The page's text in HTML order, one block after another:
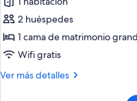
Habitación,
1
cama
matrimonio
2 huéspedes
1 cama de matrimonio
Wifi gratis
Ver más detalles
Más